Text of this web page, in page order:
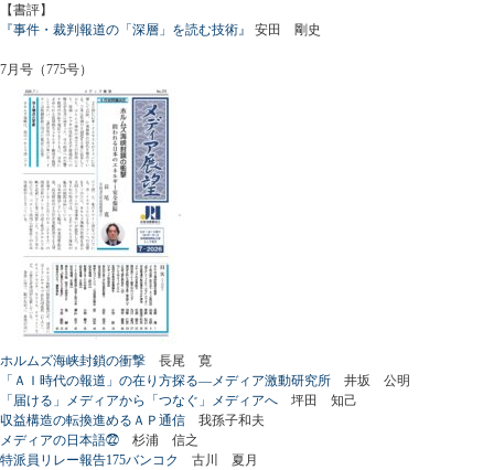
【書評】
『事件・裁判報道の「深層」を読む技術』
安田 剛史
7月号（775号）
ホルムズ海峡封鎖の衝撃 長尾 寛
「ＡＩ時代の報道」の在り方探る―メディア激動研究所 井坂 公明
「届ける」メディアから「つなぐ」メディアへ 坪田 知己
収益構造の転換進めるＡＰ通信 我孫子和夫
メディアの日本語㉒ 杉浦 信之
特派員リレー報告175バンコク
古川 夏月